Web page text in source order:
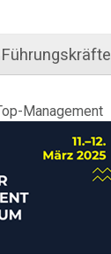
Management